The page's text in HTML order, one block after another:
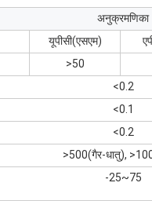
अनुक्रमणिका
यूपीसी(एसएम)
>50
<0.2
<0.1
<0.2
>500(गैर-धातु),
-25~75